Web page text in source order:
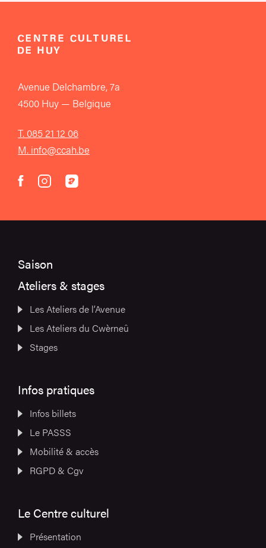
Avenue Delchambre, 7a
4500 Huy — Belgique
T. 085 21 12 06
M. info@ccah.be
facebook
instagram
acast
Saison
Ateliers & stages
Les Ateliers de l’Avenue
Les Ateliers du Cwèrneû
Stages
Infos pratiques
Infos billets
Le PASSS
Mobilité & accès
RGPD & Cgv
Le Centre culturel
Présentation